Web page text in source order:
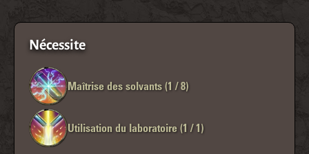
Nécessite
Maîtrise des solvants (1 / 8)
Utilisation du laboratoire (1 / 1)